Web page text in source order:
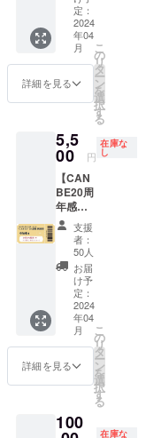
¥9,800
（税
込）に
なりま
す。
クリエ
イト(収
録時
間：14
「メ
ディア
人にな
るに
は」by
鶴間政
行✕お
かざき
なな
(収録時
間：10
分) -東
洋医学
と腟ケ
ア基礎
講座 by
船水隆
時間：
39分)
にURL
を記載
しま
す。） -
生と性
に生き
ティ特
別編）
(収録時
間：17
分) -こ
れから
の時代
を輝い
て生き
る５つ
のヒン
ト(収録
時間：
15分) -
ヴィ
ル・ト
レーニ
時間：
にURL
を記載
しま
す。） -
愛と美
生と性
ティ特
別編）
(収録時
間：17
分) -こ
れから
の時代
を輝い
て生き
る５つ
のヒン
ト(収録
時間：
15分) -
ヴィ
ル・ト
レーニ
時間：
前/企業
名/ロゴ
の表示
（ご希
望の
方）
セージ
メール
・クラ
ファン
ページ
にてご
紹介 ・
おかざ
公式メ
ルマガ
でご紹
介 ・イ
ベント
当日MC
による
ご紹
介、プ
ロジェ
クター
でお名
前/企業
名/ロゴ
の表示
（ご希
望の
VIP席】
※郵送は
されま
せん。
※当日受
付のリ
ストに
て対
※VIP席1
名 ・
2024年
4月26日
(金)18:0
0～
20:00
VIP席チ
ケット1
枚 ・お
礼メッ
セージ
メール
・クラ
ファン
ページ
にてご
公式メ
定：
2024
年04
月
詳細を見る
こ
の
リ
タ
ー
ン
を
選
択
す
る
5,5
00 円
在庫な
し
【CAN
BE20周
年感謝
祭 参加
権B】 ※
郵送は
されま
せん。※
動画と
PDF提
供方
法：
メール
にURL
を記載
しま
当日受
付のリ
支援
者：
50人
お届
け予
定：
2024
年04
月
詳細を見る
こ
の
リ
タ
ー
ン
を
選
択
す
る
100 在庫な